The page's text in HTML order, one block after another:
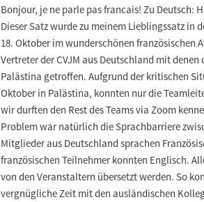
Bonjour, je ne parle pas francais! Zu Deutsch:
Dieser Satz wurde zu meinem Lieblingssatz in
18. Oktober im wunderschönen französischen
Vertreter der CVJM aus Deutschland mit denen
Palästina getroffen. Aufgrund der kritischen
Oktober in Palästina, konnten nur die
wir durften den Rest des Teams via Zoom
Problem war natürlich die Sprachbarriere
Mitglieder aus Deutschland sprachen
französischen Teilnehmer konnten Englisch.
von den Veranstaltern übersetzt werden. So
vergnügliche Zeit mit den ausländischen